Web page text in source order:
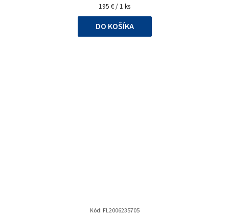
Jednotková
cena:
195 € / 1 ks
DO KOŠÍKA
Kód: FL2006235705